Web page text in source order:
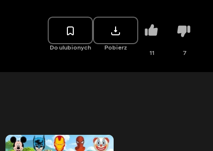
Do ulubionych Pobierz
11 7